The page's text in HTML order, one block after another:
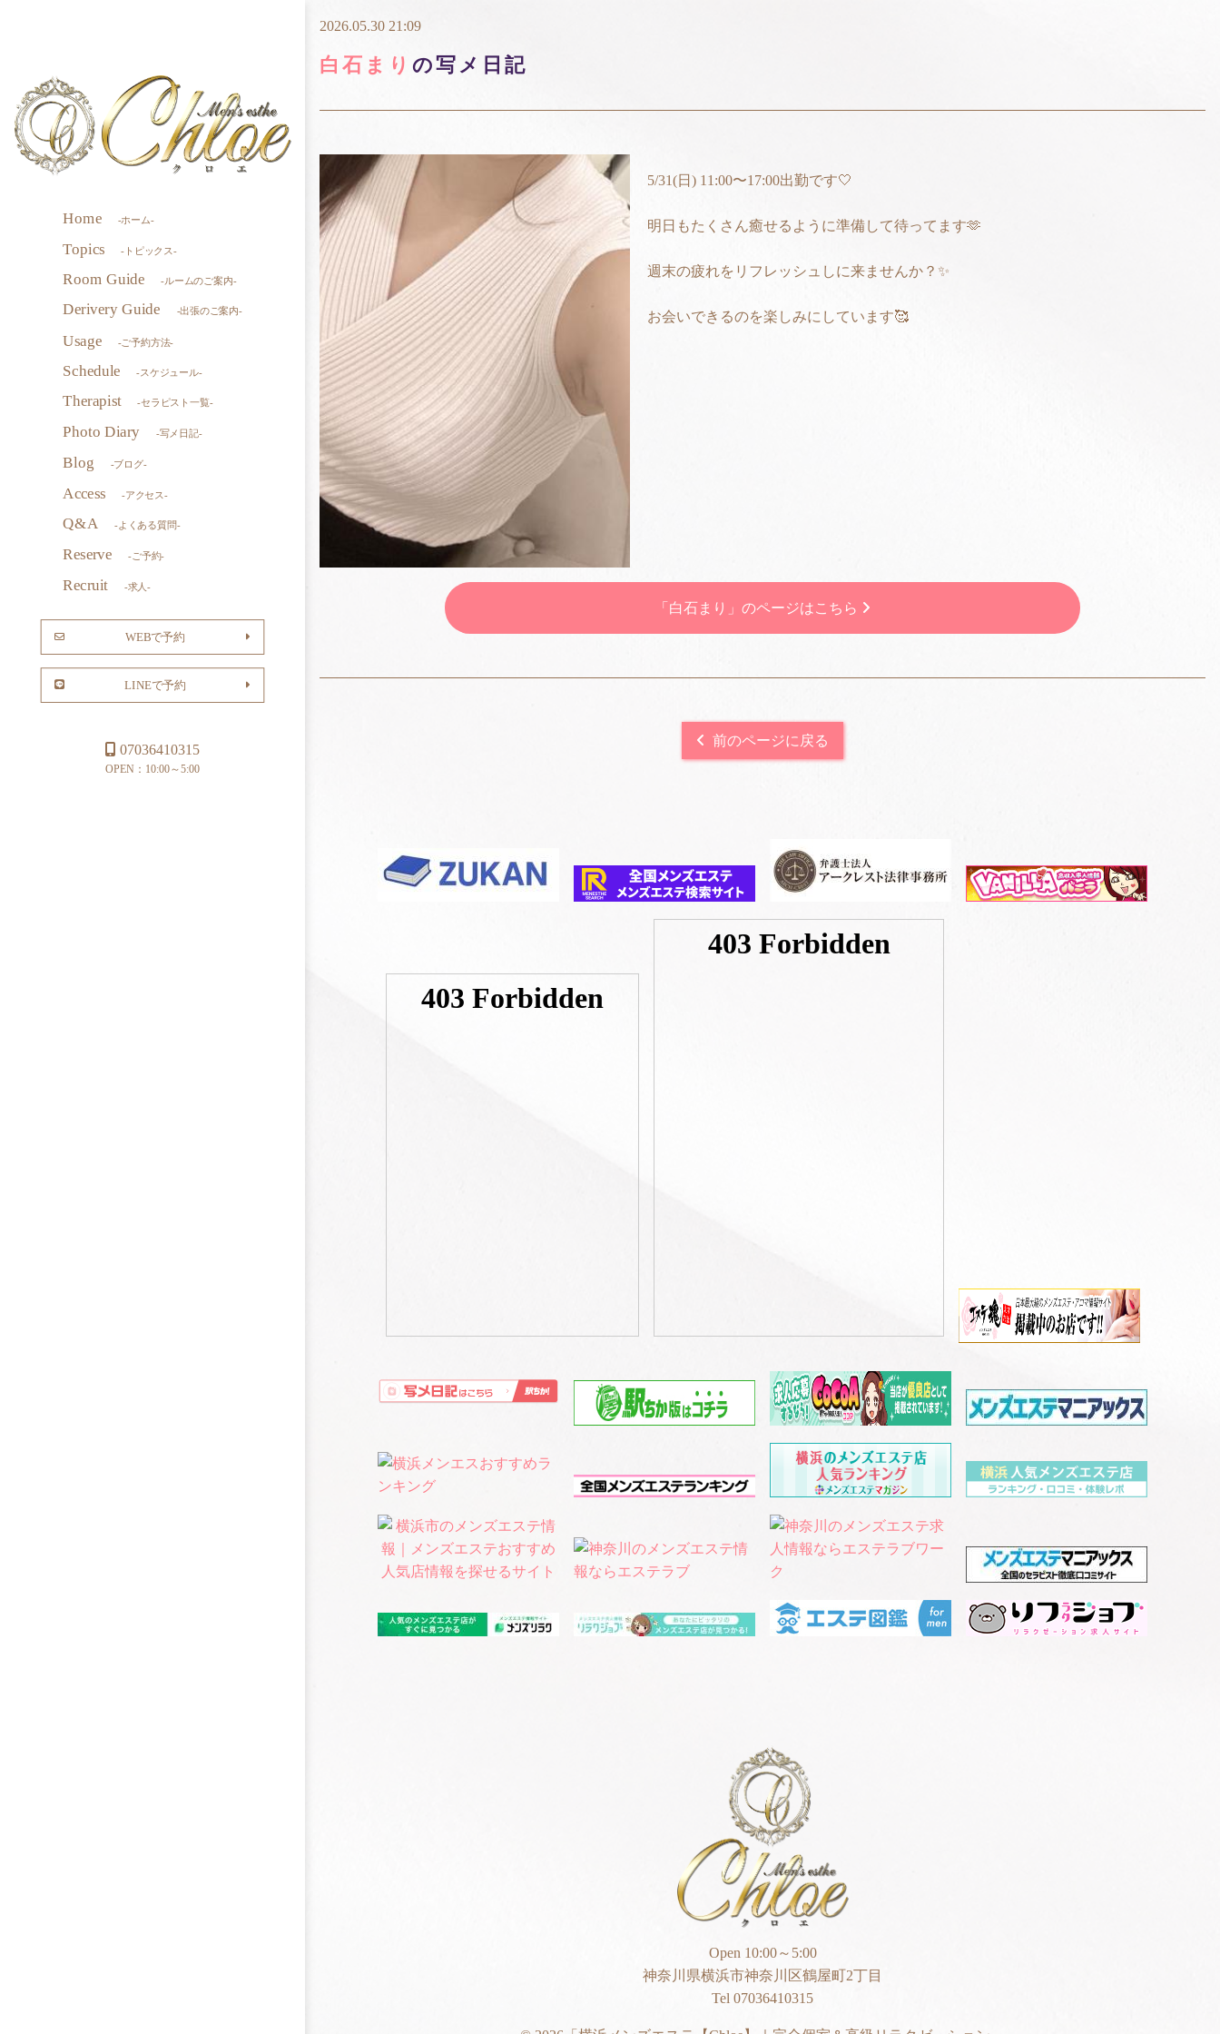
Home -ホーム-
Topics -トピックス-
Room Guide -ルームのご案内-
Derivery Guide -出張のご案内-
Usage -ご予約方法-
Schedule -スケジュール-
Therapist -セラピスト一覧-
Photo Diary -写メ日記-
Blog -ブログ-
Access -アクセス-
Q&A -よくある質問-
Reserve -ご予約-
Recruit -求人-
WEBで予約
LINEで予約
07036410315
OPEN：10:00～5:00
2026.05.30 21:09
白石まり の写メ日記
5/31(日) 11:00〜17:00出勤です🤍
明日もたくさん癒せるように準備して待ってます🫶
週末の疲れをリフレッシュしに来ませんか？✨
お会いできるのを楽しみにしています🥰
「白石まり」のページはこちら
前のページに戻る
Open 10:00～5:00
神奈川県横浜市神奈川区鶴屋町2丁目
Tel 07036410315